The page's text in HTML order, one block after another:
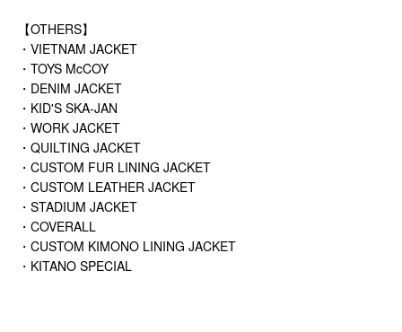
【OTHERS】
・VIETNAM JACKET
・TOYS McCOY
・DENIM JACKET
・KID'S SKA-JAN
・WORK JACKET
・QUILTING JACKET
・CUSTOM FUR LINING JACKET
・CUSTOM LEATHER JACKET
・STADIUM JACKET
・COVERALL
・CUSTOM KIMONO LINING JACKET
・KITANO SPECIAL